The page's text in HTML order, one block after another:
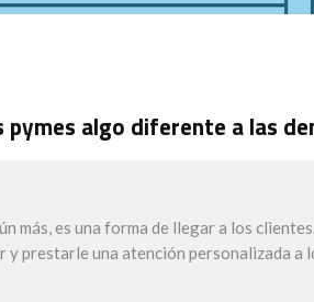
algo diferente a las
más, es una forma de llegar a los
prestarle una atención personalizada a